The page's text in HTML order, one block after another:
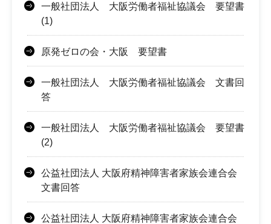
一般社団法人 大阪労働者福祉協議会 要望書
(1)
原発ゼロの会・大阪 要望書
一般社団法人 大阪労働者福祉協議会 文書回
答
一般社団法人 大阪労働者福祉協議会 要望書
(2)
公益社団法人 大阪府精神障害者家族会連合会
文書回答
公益社団法人 大阪府精神障害者家族会連合会